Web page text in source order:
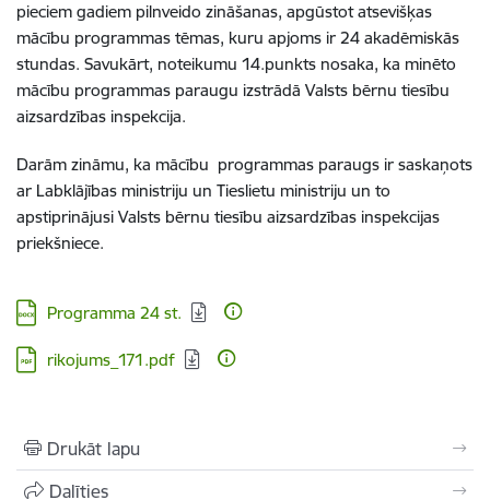
pieciem gadiem pilnveido zināšanas, apgūstot atsevišķas
mācību programmas tēmas, kuru apjoms ir 24 akadēmiskās
stundas. Savukārt, noteikumu 14.punkts nosaka, ka minēto
mācību programmas paraugu izstrādā Valsts bērnu tiesību
aizsardzības inspekcija.
Darām zināmu, ka mācību programmas paraugs ir saskaņots
ar Labklājības ministriju un Tieslietu ministriju un to
apstiprinājusi Valsts bērnu tiesību aizsardzības inspekcijas
priekšniece.
Lejupielādēt:
Programma 24 st.
Lejupielādēt:
rikojums_171.pdf
Drukāt lapu
Dalīties